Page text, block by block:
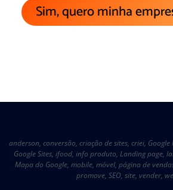
Sim, quero minha
anderson, conversão, criação de sites, criei, Google
Google Sites, ifood, info produto, Landing page,
Mapa do Google, mobile, móvel, página de
promove, SEO, site, vender,